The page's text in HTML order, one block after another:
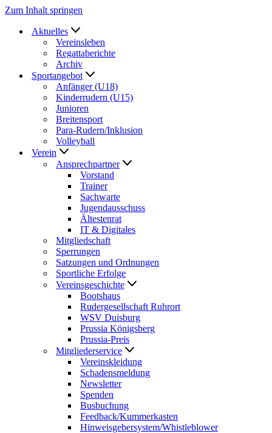
Zum Inhalt springen
Aktuelles
Vereinsleben
Regattaberichte
Archiv
Sportangebot
Anfänger (U18)
Kinderrudern (U15)
Junioren
Breitensport
Para-Rudern/Inklusion
Volleyball
Verein
Ansprechpartner
Vorstand
Trainer
Sachwarte
Jugendausschuss
Ältestenrat
IT & Digitales
Mitgliedschaft
Sperrungen
Satzungen und Ordnungen
Sportliche Erfolge
Vereinsgeschichte
Bootshaus
Rudergesellschaft Ruhrort
WSV Duisburg
Prussia Königsberg
Prussia-Preis
Mitgliederservice
Vereinskleidung
Schadensmeldung
Newsletter
Spenden
Busbuchung
Feedback/Kummerkasten
Hinweisgebersystem/Whistleblower